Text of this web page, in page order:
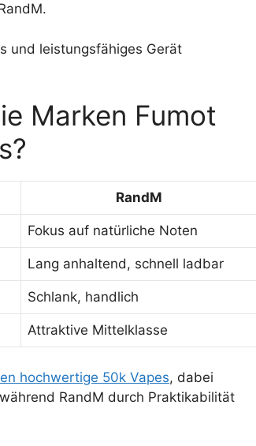
und leistungsfähiges Gerät
Marken Fumot
RandM
Fokus auf natürliche Noten
Lang anhaltend, schnell ladbar
Schlank, handlich
Attraktive Mittelklasse
hochwertige 50k Vapes, dabei
RandM durch Praktikabilität